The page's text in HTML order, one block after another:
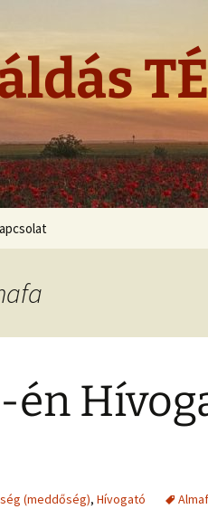
én
(meddőség), Hívogató